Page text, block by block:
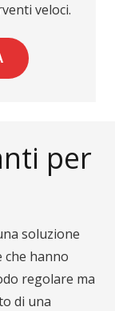
veloci.
per
soluzione
che hanno
regolare ma
di una